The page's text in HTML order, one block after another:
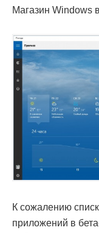
Магазин Windows
К сожалению
приложений в